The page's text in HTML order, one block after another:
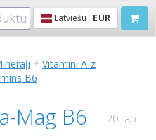
Latviešu EUR
+ Vitamīni A-z
B6
Mag B6
20 tab